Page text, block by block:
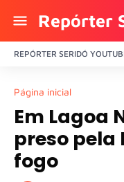
Repórter
REPÓRTER SERIDÓ
Página inicial
Em Lagoa
preso pela
fogo